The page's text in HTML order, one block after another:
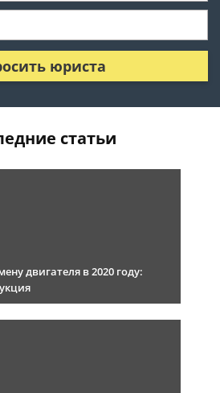
юриста
статьи
двигателя в 2020 году: